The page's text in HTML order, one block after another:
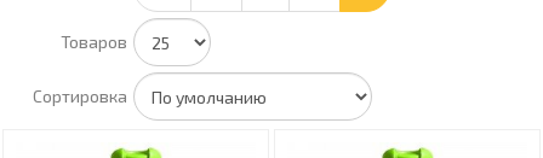
Товаров
Сортировка